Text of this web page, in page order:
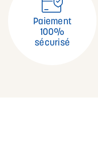
Paiement
100%
sécurisé